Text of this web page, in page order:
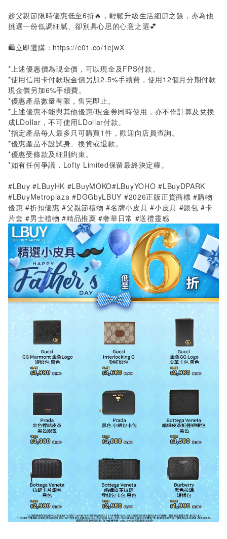
趁父親節限時優惠低至6折🔥，輕鬆升級生活細節之餘，亦為他
挑選一份低調細膩、卻別具心思的心意之選💕
🛍️立即選購： https://c01.co/1ejwX
* 上述優惠價為現金價，可以現金及FPS付款。
*使用信用卡付款現金價另加2.5%手續費，使用12個月分期付款
現金價另加6%手續費。
*優惠產品數量有限，售完即止。
* 上述優惠不能與其他優惠/現金券同時使用，亦不作計算及兌換
成LDollar ，不可使用LDollar付款。
*指定產品每人最多只可購買1 件，歡迎向店員查詢。
*優惠產品不設試身、換貨或退款。
*優惠受條款及細則約束。
*如有任何爭議， Lofty Limited保留最終決定權。
#LBuy #LBuyHK #LBuyMOKO#LBuyYOHO #LBuyDPARK
#LBuyMetroplaza #DGGbyLBUY #2026正版正貨商標 #購物
優惠 #折扣優惠 #父親節禮物 #名牌小皮具#小皮具 #銀包 #卡
片套 #男士禮物 #精品推薦 #奢華日常 #送禮靈感